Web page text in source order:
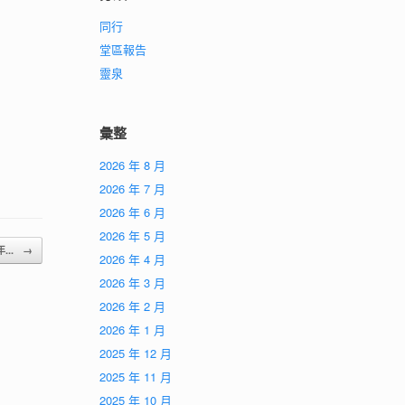
... →
同行
堂區報告
靈泉
彙整
2026 年 8 月
2026 年 7 月
2026 年 6 月
2026 年 5 月
2026 年 4 月
2026 年 3 月
2026 年 2 月
2026 年 1 月
2025 年 12 月
2025 年 11 月
2025 年 10 月